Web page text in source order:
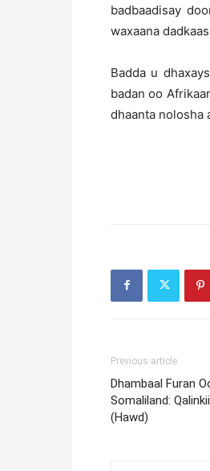
badbaadisay
waxaana
Badda u
badan oo
dhaanta nolosha
Previous article
Dhambaal Furan
Somaliland:
(Hawd)